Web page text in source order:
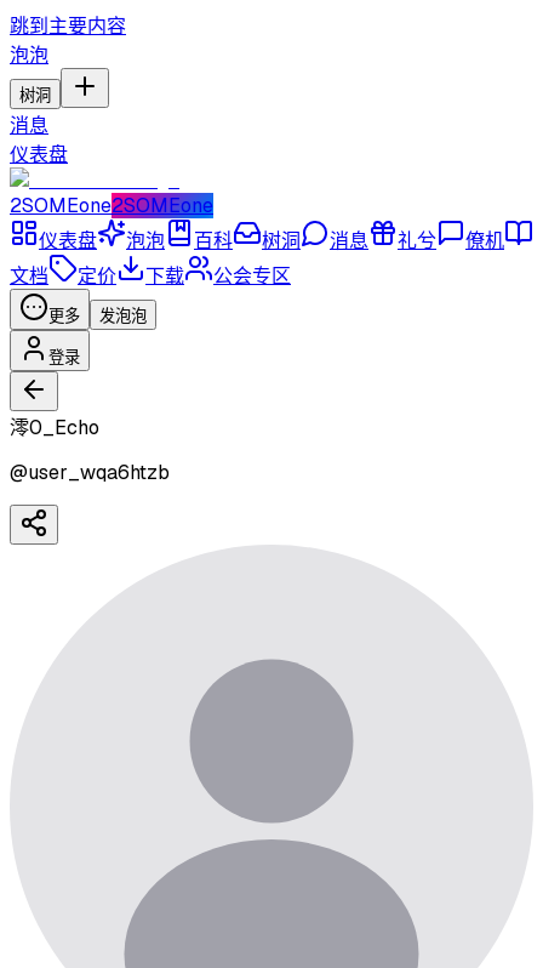
跳到主要内容
泡泡
树洞
消息
仪表盘
2SOMEone2SOMEone
仪表盘
泡泡 百科 树洞 消息 礼兮
僚机
文档
定价 下载 公会专区
更多 发泡泡
登录
澪0_Echo
@user_wqa6htzb